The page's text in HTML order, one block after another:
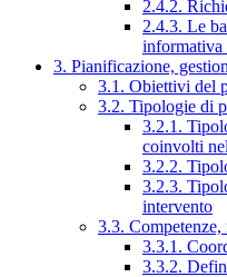
2.4.2.
2.4.3. Le
3. Pianificazione,
3.1. Obiettivi del
3.2. Tipologie di
3.2.1.
coinvolti
3.2.2.
3.2.3.
intervento
3.3.
3.3.1.
3.3.2.